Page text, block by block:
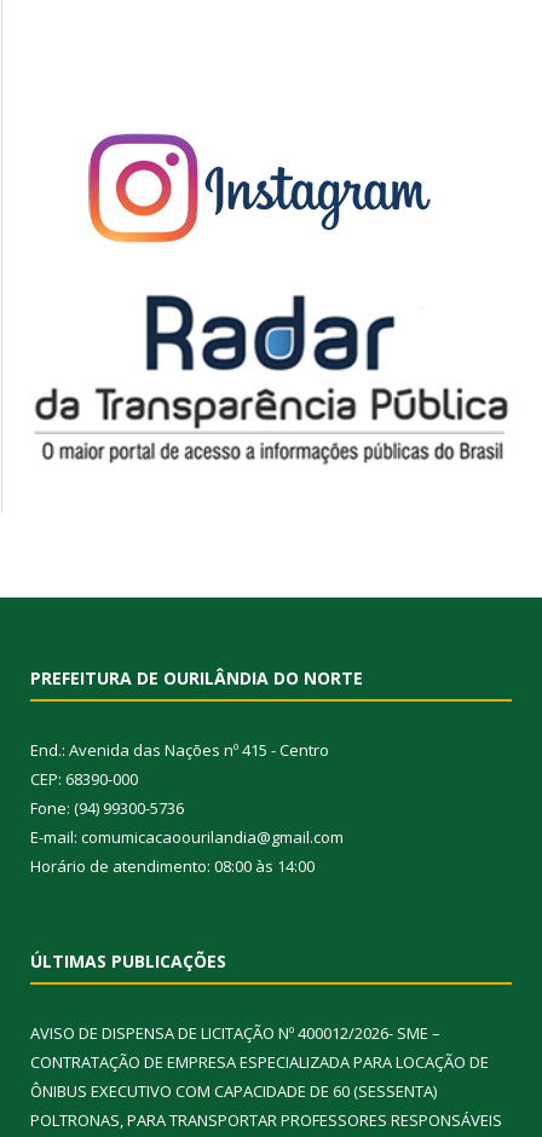
PREFEITURA DE OURILÂNDIA DO NORTE
End.: Avenida das Nações nº 415 - Centro
CEP: 68390-000
Fone: (94) 99300-5736
E-mail: comumicacaoourilandia@gmail.com
Horário de atendimento: 08:00 às 14:00
ÚLTIMAS PUBLICAÇÕES
AVISO DE DISPENSA DE LICITAÇÃO Nº 400012/2026- SME –
CONTRATAÇÃO DE EMPRESA ESPECIALIZADA PARA LOCAÇÃO DE
ÔNIBUS EXECUTIVO COM CAPACIDADE DE 60 (SESSENTA)
POLTRONAS, PARA TRANSPORTAR PROFESSORES RESPONSÁVEIS